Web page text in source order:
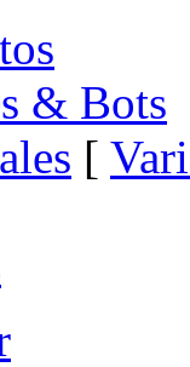
& Bots
[